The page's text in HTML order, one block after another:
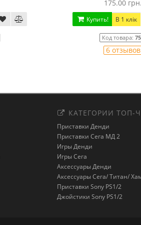
230.00 грн.
Купить! В 1 клік
Код товара:
22
КАТЕГОРИИ ТОП-
Приставки Денди
Приставки Сега МД 2
Игры Денди
Игры Сега
Аксессуары Денди
Аксессуары Сега/ Титан/
Приставки Sony PS1/2
Джойстики Sony PS1/2